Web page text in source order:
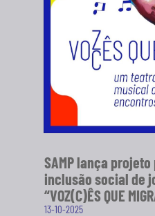
SAMP lança
inclusão social de
“VOZ(C)ÊS QUE
13-10-2025